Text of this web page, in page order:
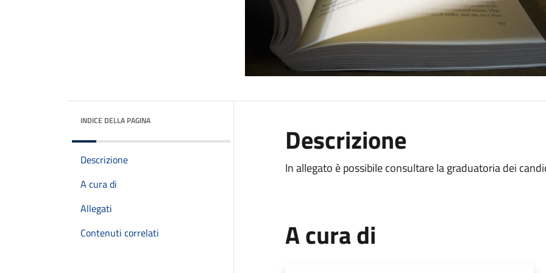
INDICE DELLA PAGINA
Descrizione
A cura di
Allegati
Contenuti correlati
Descrizione
In allegato è possibile consultare la graduatoria dei
A cura di